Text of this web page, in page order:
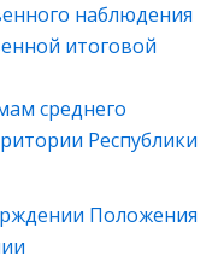
наблюдения
итоговой
среднего
Республики
Положения